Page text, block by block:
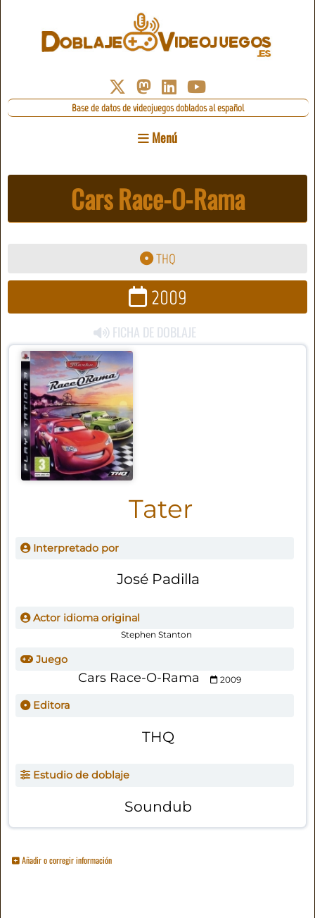
Base de datos de videojuegos doblados al español
Menú
Cars Race-O-Rama
THQ
2009
FICHA DE DOBLAJE
Tater
Interpretado por
José Padilla
Actor idioma original
Stephen Stanton
Juego
Cars Race-O-Rama 2009
Editora
THQ
Estudio de doblaje
Soundub
Añadir o corregir información